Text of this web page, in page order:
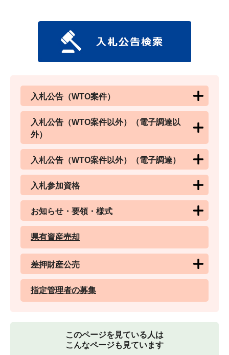
入札公告（WTO案件）
入札公告（WTO案件以外）（電子調達以
外）
入札公告（WTO案件以外）（電子調達）
入札参加資格
お知らせ・要領・様式
県有資産売却
差押財産公売
指定管理者の募集
このページを見ている人は
こんなページも見ています